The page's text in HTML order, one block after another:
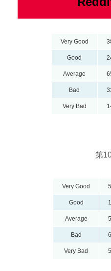
Very Good
Good
Average
Bad
Very Bad
第
Very Good
Good
Average
Bad
Very Bad